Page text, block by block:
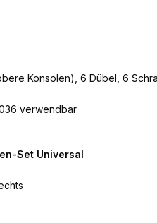
Konsolen), 6 Dübel, 6
verwendbar
Set Universal